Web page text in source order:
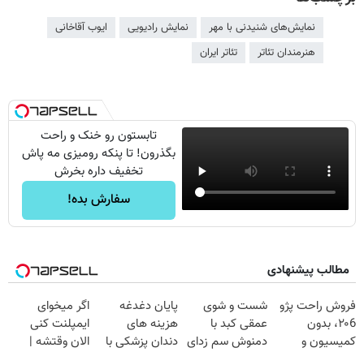
نمایش‌های شنیدنی با مهر نمایش رادیویی
ایوب آقاخانی
هنرمندان تئاتر
تئاتر ایران
تابستون رو خنک و راحت
بگذرون! تا پنکه رومیزی مه پاش
تخفیف داره بخرش
سفارش بده!
مطالب پیشنهادی
فروش راحت پژو
۲۰6، بدون
کمیسیون و
شست و شوی
عمقی کبد با
دمنوش سم زدای
پایان دغدغه
هزینه های
دندان پزشکی با
اگر میخوای
ایمپلنت کنی
الان وقتشه |